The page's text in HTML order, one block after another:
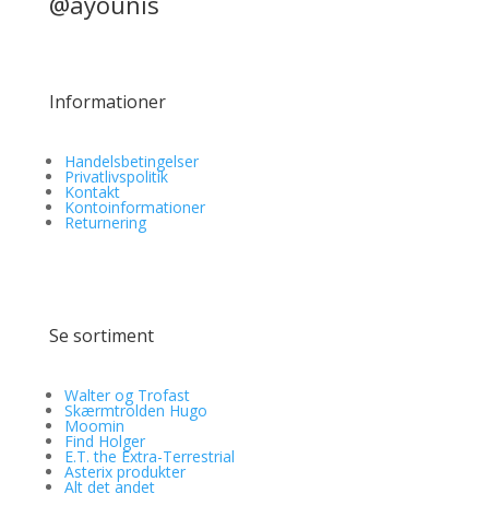
Informationer
Handelsbetingelser
Privatlivspolitik
Kontakt
Kontoinformationer
Returnering
Se sortiment
Walter og Trofast
Skærmtrolden Hugo
Moomin
Find Holger
E.T. the Extra-Terrestrial
Asterix produkter
Alt det andet